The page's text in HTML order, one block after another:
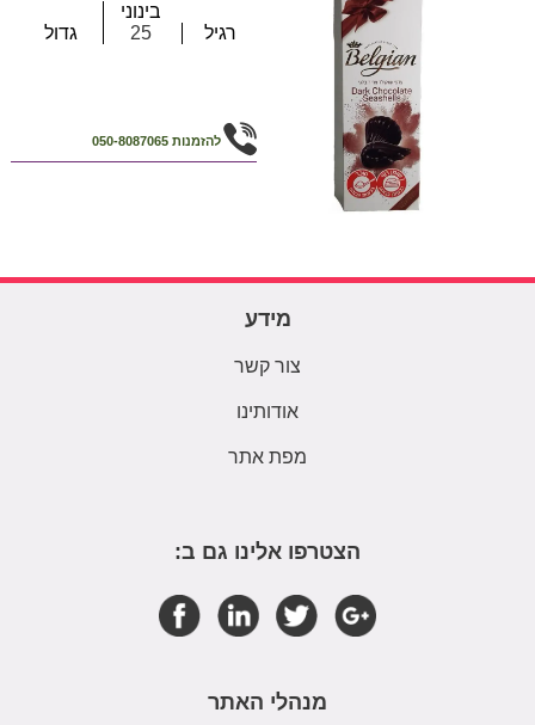
רגיל
בינוני
25
גדול
להזמנות 050-8087065
מידע
צור קשר
אודותינו
מפת אתר
הצטרפו אלינו גם ב:
מנהלי האתר